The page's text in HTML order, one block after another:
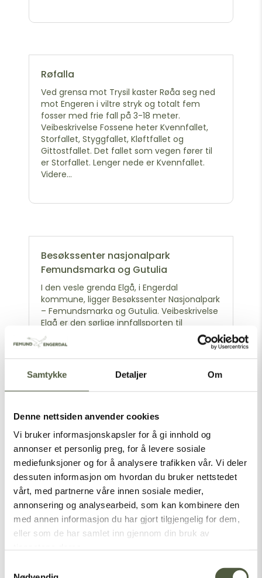
Samtykke Detaljer Om
Denne nettsiden anvender cookies
Vi bruker informasjonskapsler for å gi innhold og
annonser et personlig preg, for å levere sosiale
mediefunksjoner og for å analysere trafikken vår. Vi deler
dessuten informasjon om hvordan du bruker nettstedet
vårt, med partnerne våre innen sosiale medier,
annonsering og analysearbeid, som kan kombinere den
med annen informasjon du har gjort tilgjengelig for dem,
eller som de har samlet inn gjennom din bruk av
Røfalla
Ved grensa mot Trysil kaster Røåa seg ned
mot Engeren i viltre stryk og totalt fem
fosser med frie fall på 3-18 meter.
Veibeskrivelse Fossene heter Kvennfallet,
Storfallet, Styggfallet, Kløftfallet og
Gittostfallet. Det fallet som vegen fører til
er Storfallet. Lenger nede er Kvennfallet.
Videre...
Besøkssenter nasjonalpark
Femundsmarka og Gutulia
I den vesle grenda Elgå, i Engerdal
kommune, ligger Besøkssenter Nasjonalpark
– Femundsmarka og Gutulia. Veibeskrivelse
Elgå er den sørlige innfallsporten til
Femundsmarka nasjonalpark samt anløp
for rutebåten Fæmund II. På vei hit kjører
du også forbi Gutulia nasjonalpark – Norges
minste nasjonalpark. . ....
Rævhølet
Kurerhytte fra 2. verdenskrig Veibeskrivelse
Dette er en rekonstruert, underjordisk hytte
som ble bygget på svensk side av grensen
av norske motstandsfolk i juni-juli 1944.
Hytta ble brukt ved forskjellige
etterretningsoppdrag i Engerdal og Trysil
høsten 1944. Navnet «Rævhølet» skal hytta
ha fått fordi stedet...